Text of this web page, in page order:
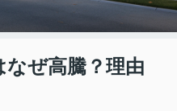
なぜ高騰？理由